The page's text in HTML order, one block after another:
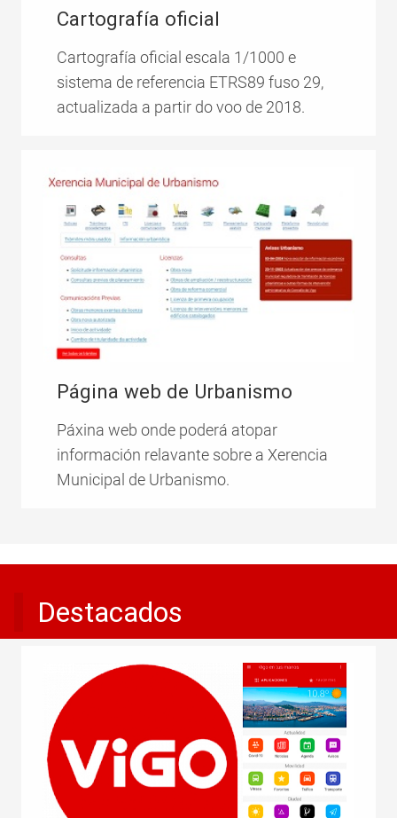
Cartografía oficial
Cartografía oficial escala 1/1000 e
sistema de referencia ETRS89 fuso 29,
actualizada a partir do voo de 2018.
Página web de Urbanismo
Páxina web onde poderá atopar
información relavante sobre a Xerencia
Municipal de Urbanismo.
Destacados